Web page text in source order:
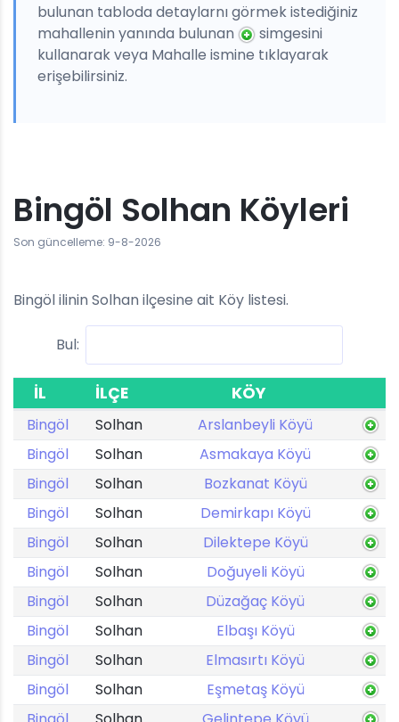
bulunan tabloda detaylarnı görmek istediğiniz
mahallenin yanında bulunan
simgesini
kullanarak veya Mahalle ismine tıklayarak
erişebilirsiniz.
Bingöl Solhan Köyleri
Son güncelleme: 9-8-2026
Bingöl ilinin Solhan ilçesine ait Köy listesi.
Bul:
İL İLÇE KÖY
Bingöl Solhan
Arslanbeyli Köyü
Bingöl
Solhan
Asmakaya Köyü
Bingöl
Solhan
Bozkanat Köyü
Bingöl
Solhan
Demirkapı Köyü
Bingöl
Solhan
Dilektepe Köyü
Bingöl
Solhan
Doğuyeli Köyü
Bingöl
Solhan
Düzağaç Köyü
Bingöl
Solhan
Elbaşı Köyü
Bingöl
Solhan
Elmasırtı Köyü
Bingöl
Solhan
Eşmetaş Köyü